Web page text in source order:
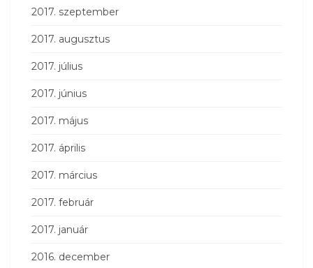
2017. szeptember
2017. augusztus
2017. július
2017. június
2017. május
2017. április
2017. március
2017. február
2017. január
2016. december